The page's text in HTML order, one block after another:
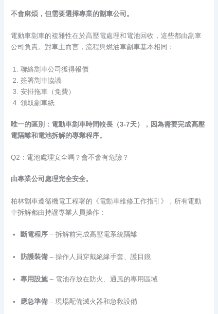
不會麻煩，但需要選擇專業的劏車公司。
電動車劏車的複雜性在於高壓電處理和電池回收，這些都由劏車
公司負責。對車主而言，流程與燃油車劏車基本相同：
聯絡劏車公司獲得報價
簽署劏車協議
安排拖車（免費）
領取劏車紙
唯一的區別：電動車劏車時間較長（3-7天），因為需要完成高壓
電隔離和電池拆解的專業程序。
Q2：電池處理安全嗎？會不會有危險？
由專業公司處理完全安全。
柏林劏車遵循機電工程署的《電動車維修工作指引》，所有電動
車拆解都由持證專業人員操作：
斷電程序– 拆解前完成高壓電系統隔離
防護裝備– 操作人員穿戴絕緣手套、護目鏡
專用設施– 電池存放在防火、通風的專用區域
應急準備– 現場配備滅火器和急救設備